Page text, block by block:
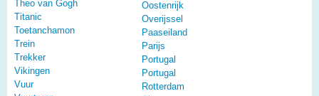
Theo van Gogh
Titanic
Toetanchamon
Trein
Trekker
Vikingen
Vuur
Oostenrijk
Overijssel
Paaseiland
Parijs
Portugal
Portugal
Rotterdam